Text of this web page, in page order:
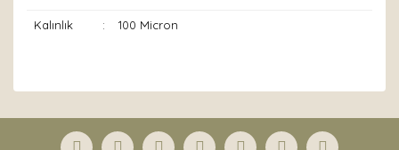
Kalınlık : 100 Micron
formunu kullanarak tarafımıza iletebilirsiniz.
Görüş ve önerileriniz için teşekkür ederiz.